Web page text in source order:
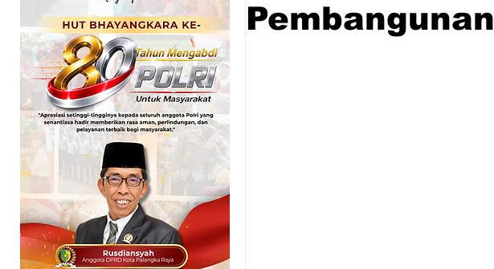
Pembangunan